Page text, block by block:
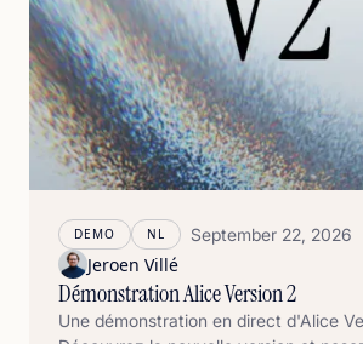
DEMO NL September 22, 2026
Jeroen Villé
Démonstration Alice Version 2
Une démonstration en direct d'Alice